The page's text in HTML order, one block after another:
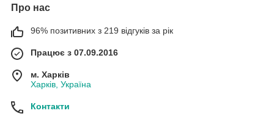
Про нас
96% позитивних з 219 відгуків за рік
Працює з 07.09.2016
м. Харків
Харків, Україна
Контакти